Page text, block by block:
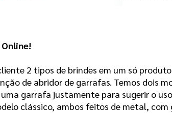
2 tipos de brindes em um só
de abridor de garrafas. Temos dois
garrafa justamente para sugerir o
clássico, ambos feitos de metal, com